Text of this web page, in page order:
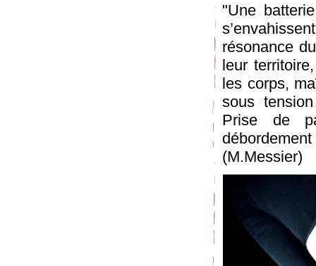
"Une
résonance
leur
les corps,
sous
Prise de
(M.Messier)